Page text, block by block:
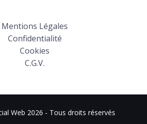
Mentions Légales
Confidentialité
Cookies
C.G.V.
Web 2026 - Tous droits réservés